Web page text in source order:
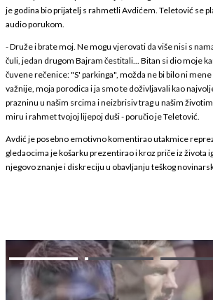
je godina bio prijatelj s rahmetli Avdićem. Teletović se
audio porukom.
- Druže i brate moj. Ne mogu vjerovati da više nisi s
čuli, jedan drugom Bajram čestitali... Bitan si dio moje
čuvene rečenice: "S' parkinga", možda ne bi bilo ni mene
važnije, moja porodica i ja smo te doživljavali kao
prazninu u našim srcima i neizbrisiv trag u našim
miru i rahmet tvojoj lijepoj duši - poručio je Teletović.
Avdić je posebno emotivno komentirao utakmice
gledaocima je košarku prezentirao i kroz priče iz života
njegovo znanje i diskreciju u obavljanju teškog